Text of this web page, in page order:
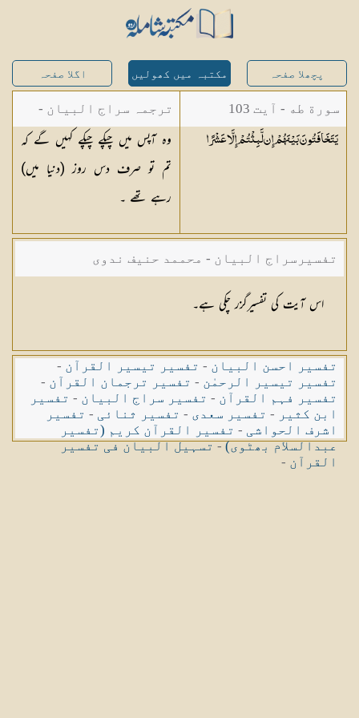
پچھلا صفحہ مکتبہ میں کھولیں اگلا صفحہ
سورة طه - آیت 103
يَتَخَافَتُونَ بَيْنَهُمْ إِن لَّبِثْتُمْ إِلَّاعَشْرًا
ترجمہ سراج البیان -
مستفاد از ترجمتین
شاہ عبدالقادر دھلوی/
وہ آپس میں چپکے چپکے کہیں گے کہ
تم تو صرف دس روز (دنیا میں)
رہے تھے ۔
تفسیرسراج البیان - محممد حنیف ندوی
اس آیت کی تفسیرگزر چکی ہے۔
تفسیر احسن البیان - تفسیر تیسیر القرآن -
تفسیر تیسیر الرحمٰن - تفسیر ترجمان القرآن -
تفسیر فہم القرآن - تفسیر سراج البیان - تفسیر
ابن کثیر - تفسیر سعدی - تفسیر ثنائی - تفسیر
اشرف الحواشی - تفسیر القرآن کریم (تفسیر
عبدالسلام بھٹوی)-تسہیل البیان فی تفسیر
القرآن -